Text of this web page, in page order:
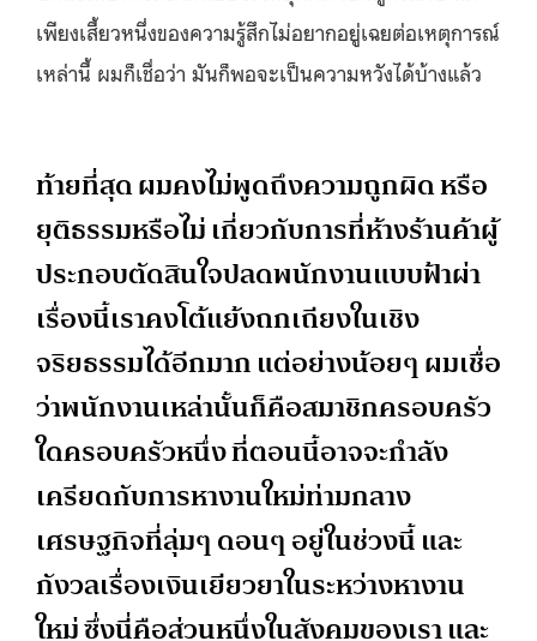
เพียงเสี้ยวหนึ่งของความรู้สึกไม่อยากอยู่เฉยต่อเหตุการณ์
เหล่านี้ ผมก็เชื่อว่า มันก็พอจะเป็นความหวังได้บ้างแล้ว
ท้ายที่สุด ผมคงไม่พูดถึงความถูกผิด หรือ
ยุติธรรมหรือไม่ เกี่ยวกับการที่ห้างร้านค้าผู้
ประกอบตัดสินใจปลดพนักงานแบบฟ้าผ่า
เรื่องนี้เราคงโต้แย้งถกเถียงในเชิง
จริยธรรมได้อีกมาก แต่อย่างน้อยๆ ผมเชื่อ
ว่าพนักงานเหล่านั้นก็คือสมาชิกครอบครัว
ใดครอบครัวหนึ่ง ที่ตอนนี้อาจจะกำลัง
เครียดกับการหางานใหม่ท่ามกลาง
เศรษฐกิจที่ลุ่มๆ ดอนๆ อยู่ในช่วงนี้ และ
กังวลเรื่องเงินเยียวยาในระหว่างหางาน
ใหม่ ซึ่งนี่คือส่วนหนึ่งในสังคมของเรา และ